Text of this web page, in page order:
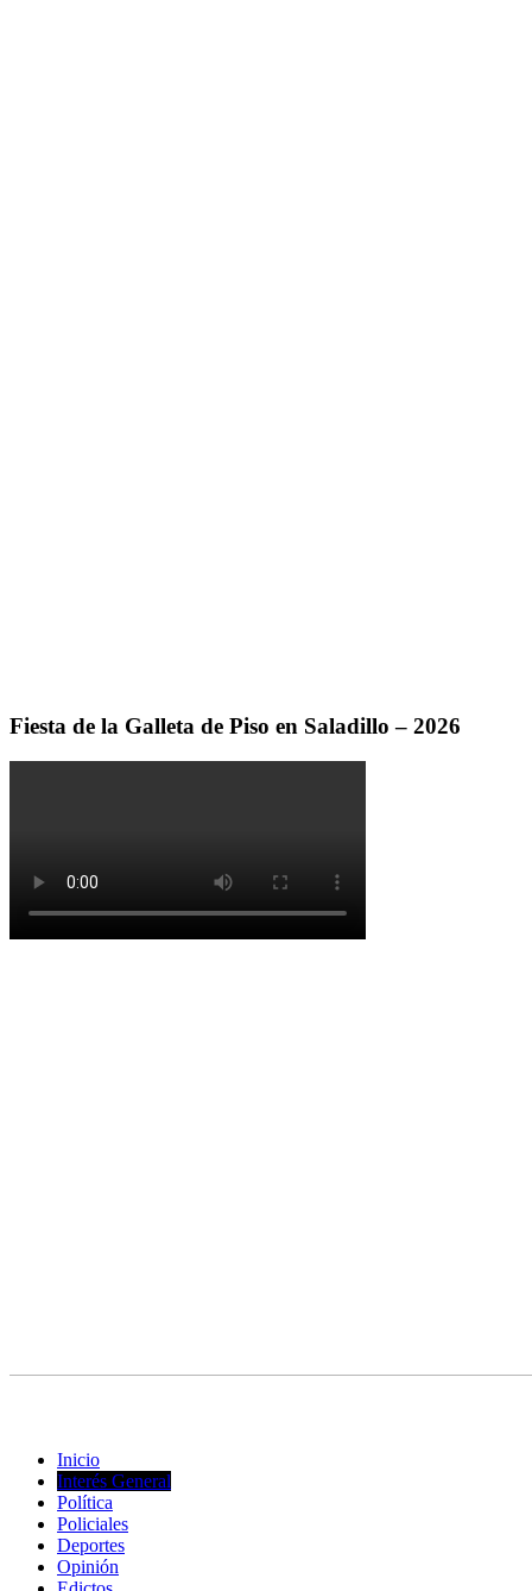
Fiesta de la Galleta de Piso en Saladillo – 2026
Inicio
Interés General
Política
Policiales
Deportes
Opinión